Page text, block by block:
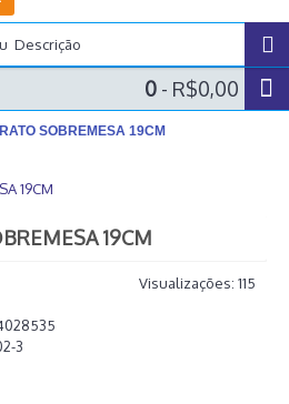
0 - R$0,00
SOBREMESA 19CM
19CM
Visualizações: 115
3